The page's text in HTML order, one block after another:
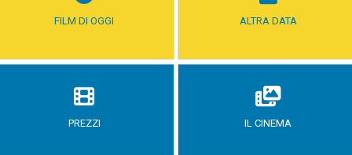
FILM DI OGGI ALTRA DATA
PREZZI IL CINEMA